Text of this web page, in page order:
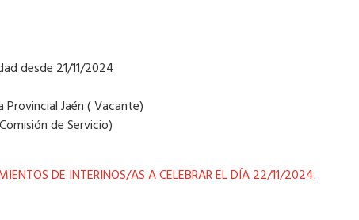
desde 21/11/2024
Provincial Jaén ( Vacante)
de Servicio)
DE INTERINOS/AS A CELEBRAR EL DÍA 22/11/2024.